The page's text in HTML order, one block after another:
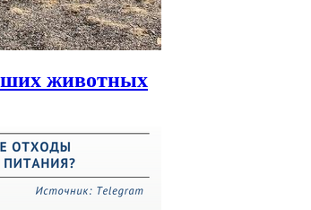
животных